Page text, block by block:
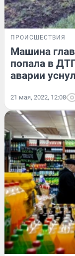
ПРОИСШЕСТВИЯ
Машина
попала в
аварии
21 мая, 2022, 12:08